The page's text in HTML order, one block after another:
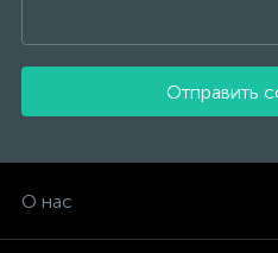
Отправить
О нас